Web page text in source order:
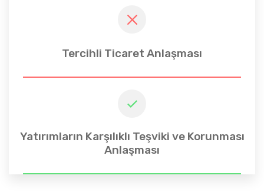
Tercihli Ticaret Anlaşması
Yatırımların Karşılıklı Teşviki ve Korunması
Anlaşması